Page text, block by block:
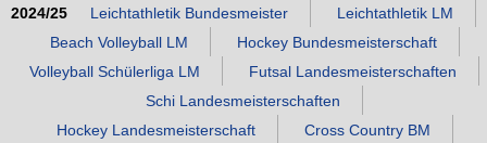
2024/25
Leichtathletik Bundesmeister
Leichtathletik LM
Beach Volleyball LM
Hockey Bundesmeisterschaft
Volleyball Schülerliga LM
Futsal Landesmeisterschaften
Schi Landesmeisterschaften
Hockey Landesmeisterschaft
Cross Country BM